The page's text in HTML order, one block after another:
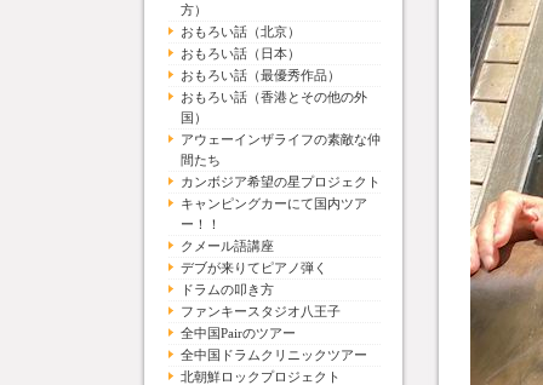
方）
おもろい話（北京）
おもろい話（日本）
おもろい話（最優秀作品）
おもろい話（香港とその他の外
国）
アウェーインザライフの素敵な仲
間たち
カンボジア希望の星プロジェクト
キャンピングカーにて国内ツア
ー！！
クメール語講座
デブが来りてピアノ弾く
ドラムの叩き方
ファンキースタジオ八王子
全中国Pairのツアー
全中国ドラムクリニックツアー
北朝鮮ロックプロジェクト